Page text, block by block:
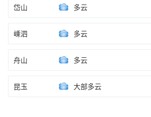
岱山 多云
嵊泗 多云
舟山 多云
昆玉 大部多云